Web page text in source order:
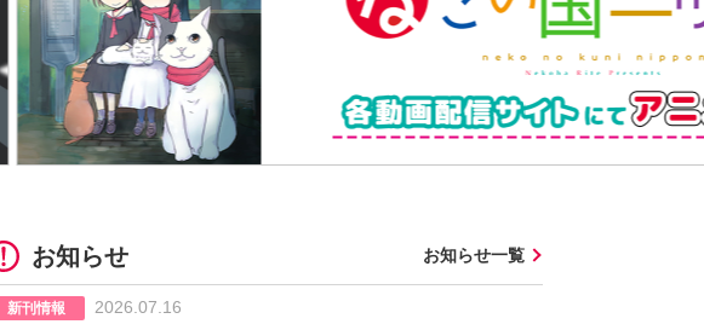
お知らせ お知らせ一覧
新刊情報
2026.07.16